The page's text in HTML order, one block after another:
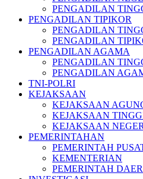
PENGADILAN
PENGADILAN TIPIKOR
PENGADILAN
PENGADILAN
PENGADILAN AGAMA
PENGADILAN
PENGADILAN
TNI-POLRI
KEJAKSAAN
KEJAKSAAN
KEJAKSAAN
KEJAKSAAN
PEMERINTAHAN
PEMERINTAH
KEMENTERIAN
PEMERINTAH